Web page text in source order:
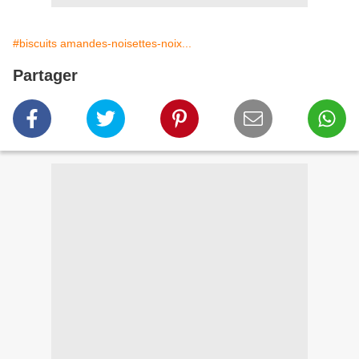
#biscuits amandes-noisettes-noix...
Partager